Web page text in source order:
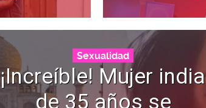
Sexualidad
¡Increíble! Mujer india
de 35 años se